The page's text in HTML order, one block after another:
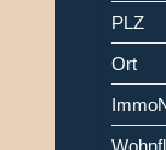
PLZ
Ort